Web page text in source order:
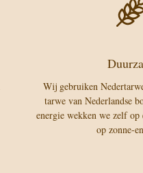
Wij gebruiken
tarwe van Nederlandse
energie wekken we zelf
op zonne-